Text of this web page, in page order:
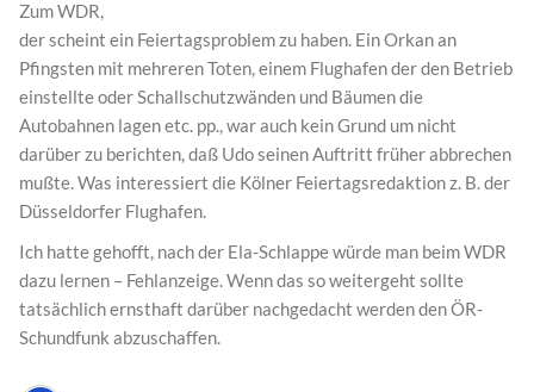
Zum WDR,
der scheint ein Feiertagsproblem zu haben. Ein Orkan an
Pfingsten mit mehreren Toten, einem Flughafen der den Betrieb
einstellte oder Schallschutzwänden und Bäumen die
Autobahnen lagen etc. pp., war auch kein Grund um nicht
darüber zu berichten, daß Udo seinen Auftritt früher abbrechen
mußte. Was interessiert die Kölner Feiertagsredaktion z. B. der
Düsseldorfer Flughafen.
Ich hatte gehofft, nach der Ela-Schlappe würde man beim WDR
dazu lernen – Fehlanzeige. Wenn das so weitergeht sollte
tatsächlich ernsthaft darüber nachgedacht werden den ÖR-
Schundfunk abzuschaffen.